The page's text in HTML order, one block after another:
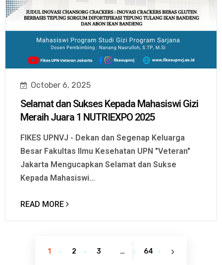
October 6, 2025
Selamat dan Sukses Kepada Mahasiswi Gizi
Meraih Juara 1 NUTRIEXPO 2025
FIKES UPNVJ - Dekan dan Segenap Keluarga
Besar Fakultas Ilmu Kesehatan UPN "Veteran"
Jakarta Mengucapkan Selamat dan Sukse
Kepada Mahasiswi...
READ MORE
1 2 3 … 64